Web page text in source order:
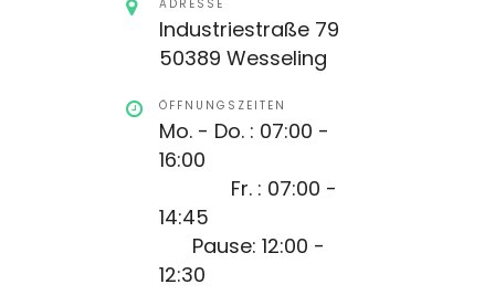
ADRESSE
Industriestraße 79
50389 Wesseling
ÖFFNUNGSZEITEN
Mo. - Do. : 07:00 -
16:00
Fr. : 07:00 -
14:45
Pause: 12:00 -
12:30